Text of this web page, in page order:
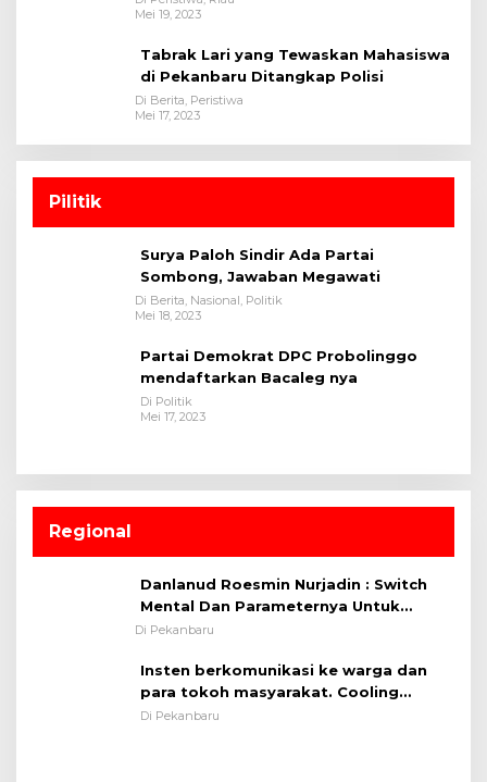
Mei 19, 2023
Tabrak Lari yang Tewaskan Mahasiswa
di Pekanbaru Ditangkap Polisi
Di Berita, Peristiwa
Mei 17, 2023
Pilitik
Surya Paloh Sindir Ada Partai
Sombong, Jawaban Megawati
Di Berita, Nasional, Politik
Mei 18, 2023
Partai Demokrat DPC Probolinggo
mendaftarkan Bacaleg nya
Di Politik
Mei 17, 2023
Regional
Danlanud Roesmin Nurjadin : Switch
Mental Dan Parameternya Untuk
Melaksanakan ✈
Di Pekanbaru
Insten berkomunikasi ke warga dan
para tokoh masyarakat. Cooling
System OMP LK ²024 Polsek Rumbai,
Di Pekanbaru